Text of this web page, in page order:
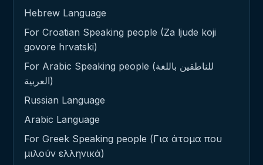
Hebrew Language
For Croatian Speaking people (Za ljude koji
govore hrvatski)
For Arabic Speaking people (للناطقين باللغة
العربية)
Russian Language
Arabic Language
For Greek Speaking people (Για άτομα που
μιλούν ελληνικά)